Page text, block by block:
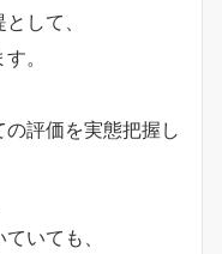
して、
。
評価を実態把握し
いても、